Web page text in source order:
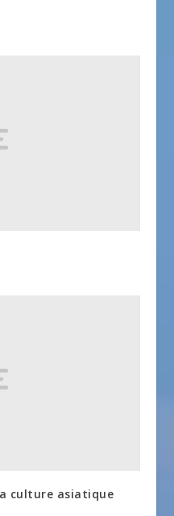
culture asiatique